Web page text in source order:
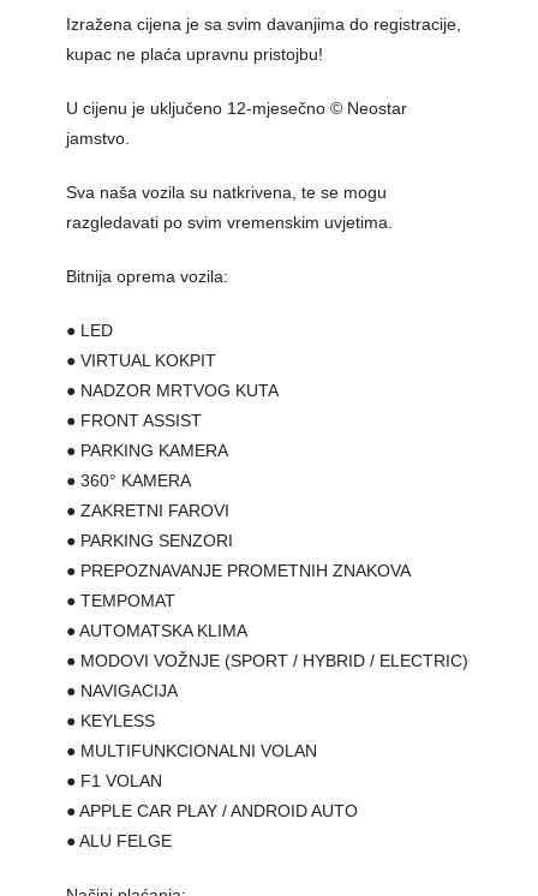
Izražena cijena je sa svim davanjima do registracije,
kupac ne plaća upravnu pristojbu!
U cijenu je uključeno 12-mjesečno © Neostar
jamstvo.
Sva naša vozila su natkrivena, te se mogu
razgledavati po svim vremenskim uvjetima.
Bitnija oprema vozila:
● LED
● VIRTUAL KOKPIT
● NADZOR MRTVOG KUTA
● FRONT ASSIST
● PARKING KAMERA
● 360° KAMERA
● ZAKRETNI FAROVI
● PARKING SENZORI
● PREPOZNAVANJE PROMETNIH ZNAKOVA
● TEMPOMAT
● AUTOMATSKA KLIMA
● MODOVI VOŽNJE (SPORT / HYBRID / ELECTRIC)
● NAVIGACIJA
● KEYLESS
● MULTIFUNKCIONALNI VOLAN
● F1 VOLAN
● APPLE CAR PLAY / ANDROID AUTO
● ALU FELGE